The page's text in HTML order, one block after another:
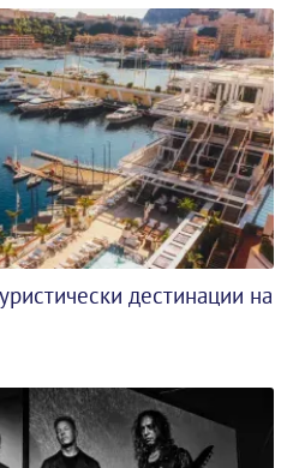
дестинации на